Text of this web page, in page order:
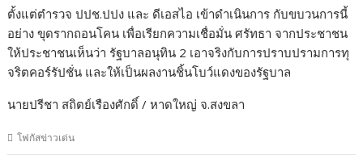
ตั้งแต่ตำรวจ ปปช.ปปง และ ดีเอสไอ เข้าดำเนินการ กับขบวนการนี้
อย่าง ขุดรากถอนโคน เพื่อเรียกความเชื่อมั่น ศรัทธา จากประชาชน
ให้ประชาชนเห็นว่า รัฐบาลอนุทิน 2 เอาจริงกับการปราบปรามการทุ
จริตคอร์รัปชั่น และให้เป็นผลงานชิ้นโบว์แดงของรัฐบาล
นายปรีชา สถิตย์เรืองศักดิ์ / หาดใหญ่ จ.สงขลา
โฟกัสข่าวเด่น